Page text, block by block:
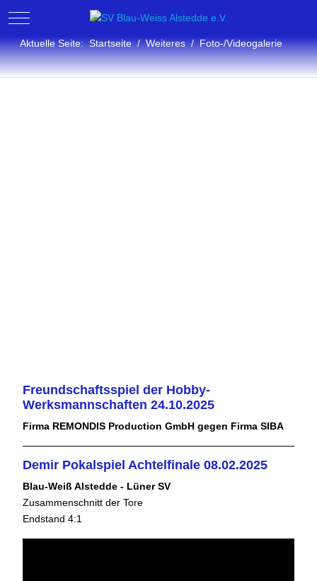
Mobile Menu Toggle
Aktuelle Seite:Startseite Weiteres Foto-/Videogalerie
Freundschaftsspiel der Hobby-
Werksmannschaften 24.10.2025
Firma REMONDIS Production GmbH gegen Firma SIBA
Demir Pokalspiel Achtelfinale 08.02.2025
Blau-Weiß Alstedde - Lüner SV
Zusammenschnitt der Tore
Endstand 4:1